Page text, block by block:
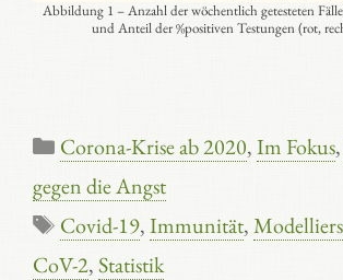
Abbildung 1 – Anzahl der wöchentlich getesteten
und Anteil der %positiven Testungen (rot,
Kategorien
Corona-Krise ab 2020,Im Fokus,
gegen die Angst
Schlagwörter
Covid-19,Immunität,
CoV-2,Statistik